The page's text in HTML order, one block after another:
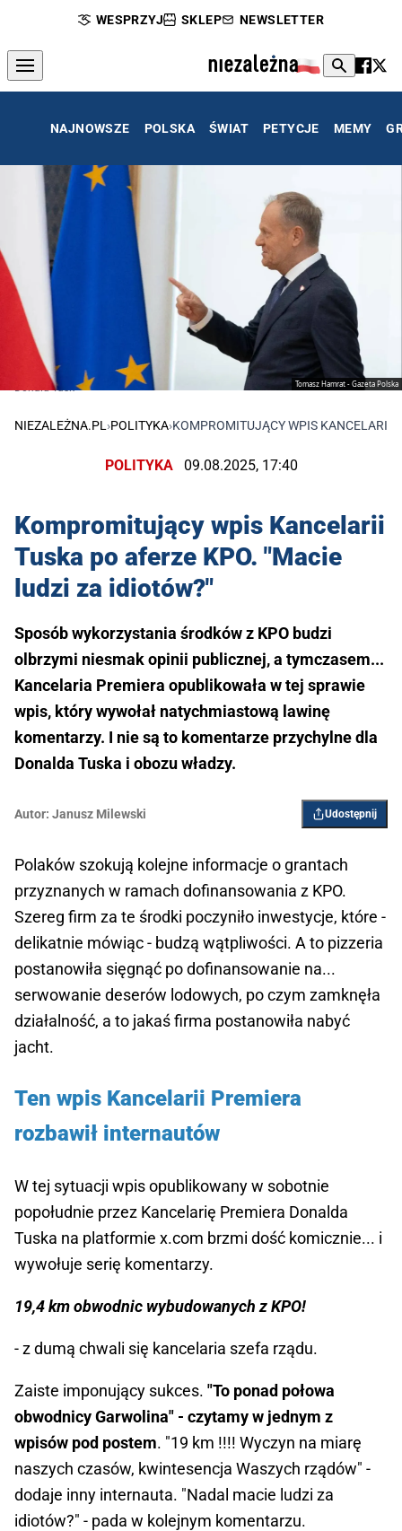
WESPRZYJ SKLEP NEWSLETTER
NAJNOWSZE POLSKA ŚWIAT PETYCJE MEMY
Tomasz Hamrat - Gazeta Polska
Donald Tusk
NIEZALEŻNA.PL ›POLITYKA›KOMPROMITUJĄCY WPIS KANCELARII
POLITYKA 09.08.2025, 17:40
Kompromitujący wpis Kancelarii
Tuska po aferze KPO. "Macie
ludzi za idiotów?"
Sposób wykorzystania środków z KPO budzi
olbrzymi niesmak opinii publicznej, a tymczasem...
Kancelaria Premiera opublikowała w tej sprawie
wpis, który wywołał natychmiastową lawinę
komentarzy. I nie są to komentarze przychylne dla
Donalda Tuska i obozu władzy.
Autor: Janusz Milewski Udostępnij
Polaków szokują kolejne informacje o grantach
przyznanych w ramach dofinansowania z KPO.
Szereg firm za te środki poczyniło inwestycje, które -
delikatnie mówiąc - budzą wątpliwości. A to pizzeria
postanowiła sięgnąć po dofinansowanie na...
serwowanie deserów lodowych, po czym zamknęła
działalność, a to jakaś firma postanowiła nabyć
jacht.
Ten wpis Kancelarii Premiera
rozbawił internautów
W tej sytuacji wpis opublikowany w sobotnie
popołudnie przez Kancelarię Premiera Donalda
Tuska na platformie x.com brzmi dość komicznie... i
wywołuje serię komentarzy.
19,4 km obwodnic wybudowanych z KPO!
- z dumą chwali się kancelaria szefa rządu.
Zaiste imponujący sukces. "To ponad połowa
obwodnicy Garwolina" - czytamy w jednym z
wpisów pod postem. "19 km !!!! Wyczyn na miarę
naszych czasów, kwintesencja Waszych rządów" -
dodaje inny internauta. "Nadal macie ludzi za
idiotów?" - pada w kolejnym komentarzu.